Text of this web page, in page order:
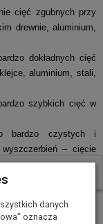
cięć zgubnych przy
drewnie, aluminium,
dokładnych cięć
aluminium, stali,
szybkich cięć w
bardzo czystych i
– cięcie
oraz tworzyw
danych
oznacza